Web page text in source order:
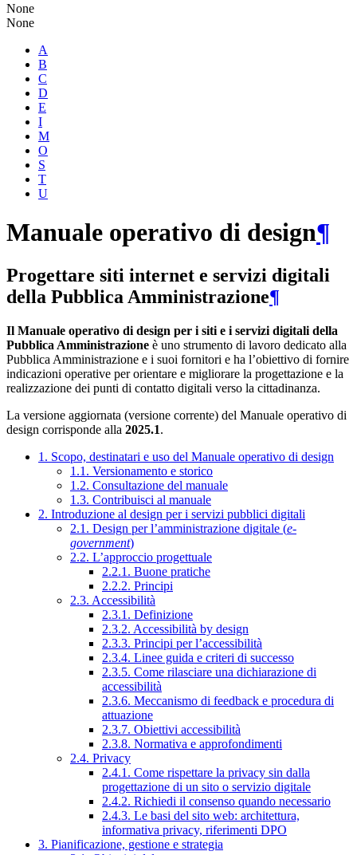
None
None
A
B
C
D
E
I
M
O
S
T
U
Manuale operativo di design¶
Progettare siti internet e servizi digitali
della Pubblica Amministrazione¶
Il Manuale operativo di design per i siti e i servizi digitali della
Pubblica Amministrazione è uno strumento di lavoro dedicato alla
Pubblica Amministrazione e i suoi fornitori e ha l’obiettivo di fornire
indicazioni operative per orientare e migliorare la progettazione e la
realizzazione dei punti di contatto digitali verso la cittadinanza.
La versione aggiornata (versione corrente) del Manuale operativo di
design corrisponde alla 2025.1.
1. Scopo, destinatari e uso del Manuale operativo di design
1.1. Versionamento e storico
1.2. Consultazione del manuale
1.3. Contribuisci al manuale
2. Introduzione al design per i servizi pubblici digitali
2.1. Design per l’amministrazione digitale (e-
government)
2.2. L’approccio progettuale
2.2.1. Buone pratiche
2.2.2. Principi
2.3. Accessibilità
2.3.1. Definizione
2.3.2. Accessibilità by design
2.3.3. Principi per l’accessibilità
2.3.4. Linee guida e criteri di successo
2.3.5. Come rilasciare una dichiarazione di
accessibilità
2.3.6. Meccanismo di feedback e procedura di
attuazione
2.3.7. Obiettivi accessibilità
2.3.8. Normativa e approfondimenti
2.4. Privacy
2.4.1. Come rispettare la privacy sin dalla
progettazione di un sito o servizio digitale
2.4.2. Richiedi il consenso quando necessario
2.4.3. Le basi del sito web: architettura,
informativa privacy, riferimenti DPO
3. Pianificazione, gestione e strategia